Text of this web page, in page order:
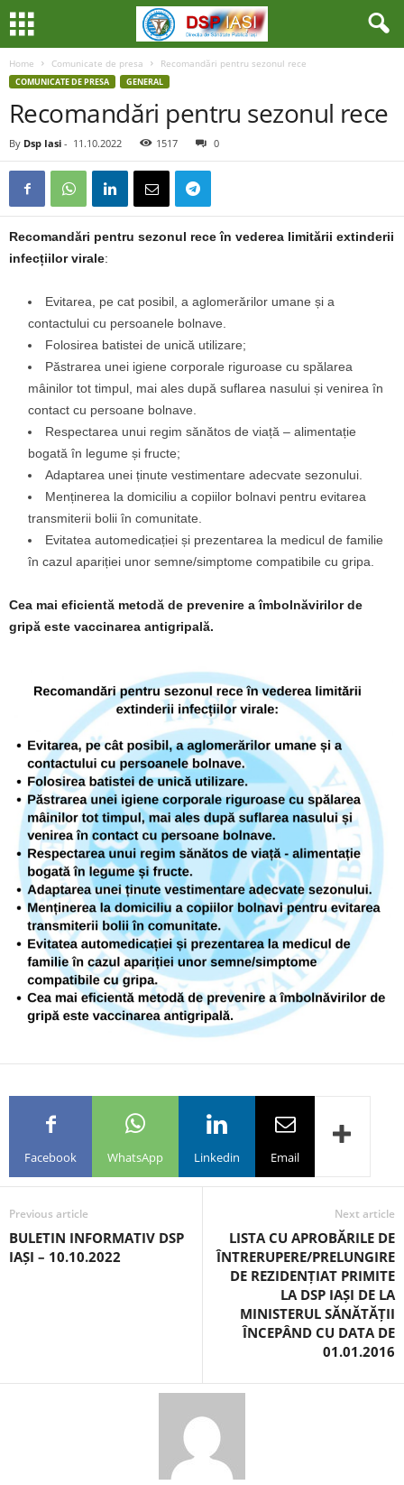
Home Comunicate de presa Recomandări pentru sezonul rece
COMUNICATE DE PRESA GENERAL
Recomandări pentru sezonul rece
By Dsp Iasi - 11.10.2022 1517 0
Recomandări pentru sezonul rece în vederea limitării extinderii
infecțiilor virale:
Evitarea, pe cat posibil, a aglomerărilor umane și a
contactului cu persoanele bolnave.
Folosirea batistei de unică utilizare;
Păstrarea unei igiene corporale riguroase cu spălarea
mâinilor tot timpul, mai ales după suflarea nasului și venirea în
contact cu persoane bolnave.
Respectarea unui regim sănătos de viață – alimentație
bogată în legume și fructe;
Adaptarea unei ținute vestimentare adecvate sezonului.
Menținerea la domiciliu a copiilor bolnavi pentru evitarea
transmiterii bolii în comunitate.
Evitatea automedicației și prezentarea la medicul de familie
în cazul apariției unor semne/simptome compatibile cu gripa.
Cea mai eficientă metodă de prevenire a îmbolnăvirilor de
gripă este vaccinarea antigripală.
Facebook WhatsApp Linkedin Email
Previous article
BULETIN INFORMATIV DSP
IAȘI – 10.10.2022
Next article
LISTA CU APROBĂRILE DE
ÎNTRERUPERE/PRELUNGIRE
DE REZIDENȚIAT PRIMITE
LA DSP IAȘI DE LA
MINISTERUL SĂNĂTĂȚII
ÎNCEPÂND CU DATA DE
01.01.2016